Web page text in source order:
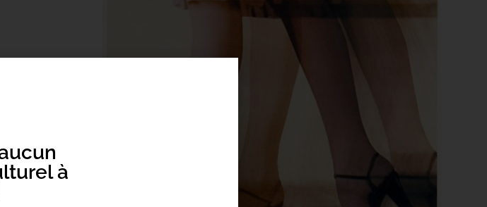
lui
Méril
la
à